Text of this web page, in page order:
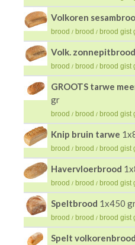
Volkoren
brood / brood / brood gist
Volk. zonnepitbrood
brood / brood / brood gist
GROOTS tarwe
gr
brood / brood / brood gist
Knip bruin tarwe
brood / brood / brood gist
Havervloerbrood
brood / brood / brood gist
Speltbrood 1x450
brood / brood / brood gist
Spelt volkorenbrood